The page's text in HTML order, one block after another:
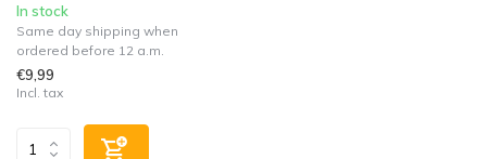
In stock
Same day shipping when
ordered before 12 a.m.
€9,99
Incl. tax